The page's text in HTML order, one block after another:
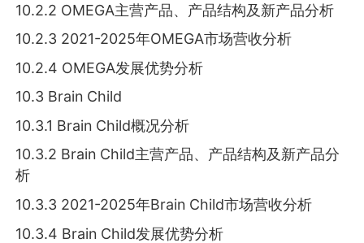
10.2.2 OMEGA主营产品、产品结构及新产品分析
10.2.3 2021-2025年OMEGA市场营收分析
10.2.4 OMEGA发展优势分析
10.3 Brain Child
10.3.1 Brain Child概况分析
10.3.2 Brain Child主营产品、产品结构及新产品分
析
10.3.3 2021-2025年Brain Child市场营收分析
10.3.4 Brain Child发展优势分析